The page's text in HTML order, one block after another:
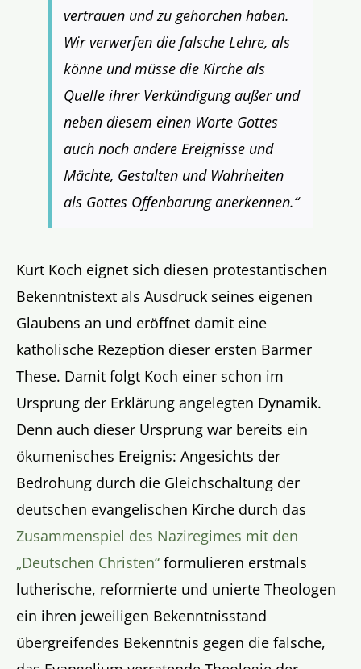
vertrauen und zu gehorchen haben.
Wir verwerfen die falsche Lehre, als
könne und müsse die Kirche als
Quelle ihrer Verkündigung außer und
neben diesem einen Worte Gottes
auch noch andere Ereignisse und
Mächte, Gestalten und Wahrheiten
als Gottes Offenbarung anerkennen.“
Kurt Koch eignet sich diesen protestantischen
Bekenntnistext als Ausdruck seines eigenen
Glaubens an und eröffnet damit eine
katholische Rezeption dieser ersten Barmer
These. Damit folgt Koch einer schon im
Ursprung der Erklärung angelegten Dynamik.
Denn auch dieser Ursprung war bereits ein
ökumenisches Ereignis: Angesichts der
Bedrohung durch die Gleichschaltung der
deutschen evangelischen Kirche durch das
Zusammenspiel des Naziregimes mit den
„Deutschen Christen“ formulieren erstmals
lutherische, reformierte und unierte Theologen
ein ihren jeweiligen Bekenntnisstand
übergreifendes Bekenntnis gegen die falsche,